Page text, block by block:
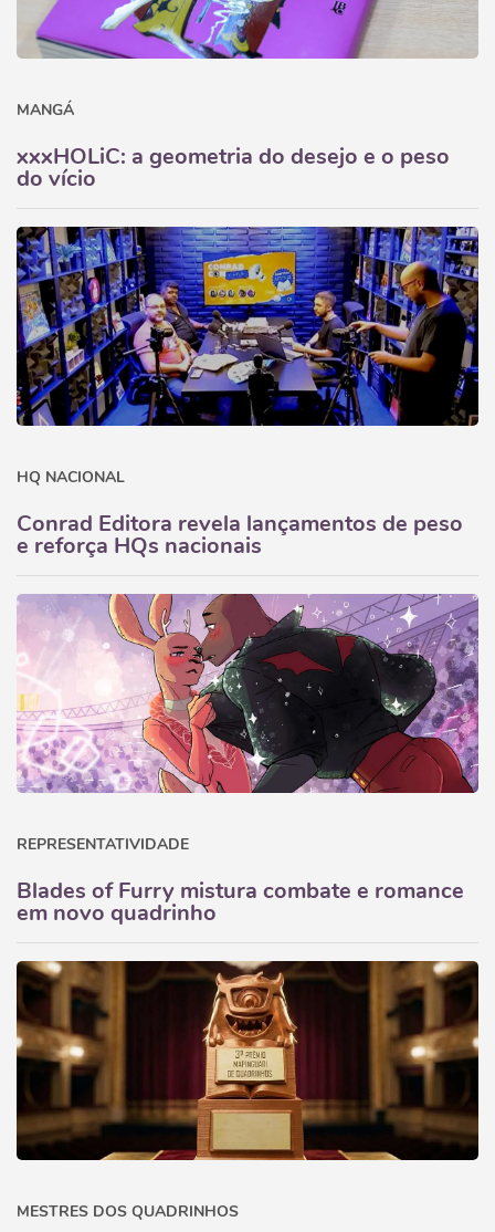
MANGÁ
xxxHOLiC: a geometria do desejo e o peso
do vício
HQ NACIONAL
Conrad Editora revela lançamentos de peso
e reforça HQs nacionais
REPRESENTATIVIDADE
Blades of Furry mistura combate e romance
em novo quadrinho
MESTRES DOS QUADRINHOS